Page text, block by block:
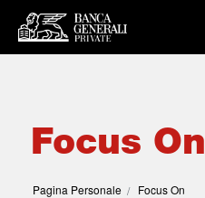
Focus On
Pagina Personale Focus On